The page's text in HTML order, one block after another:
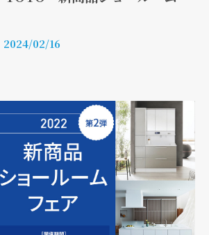
2024/02/16